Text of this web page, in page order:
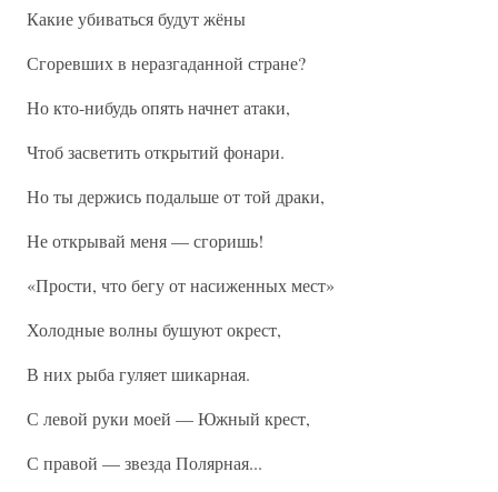
Какие убиваться будут жёны
Сгоревших в неразгаданной стране?
Но кто-нибудь опять начнет атаки,
Чтоб засветить открытий фонари.
Но ты держись подальше от той драки,
Не открывай меня — сгоришь!
«Прости, что бегу от насиженных мест»
Холодные волны бушуют окрест,
В них рыба гуляет шикарная.
С левой руки моей — Южный крест,
С правой — звезда Полярная...